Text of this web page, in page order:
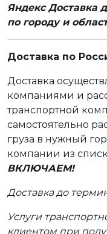
Яндекс Доставка
по городу и
Доставка по
Доставка
компаниями и
транспортной
самостоятельно
груза в нужный
компании из
ВКЛЮЧАЕМ!
Доставка до
Услуги
клиентом при